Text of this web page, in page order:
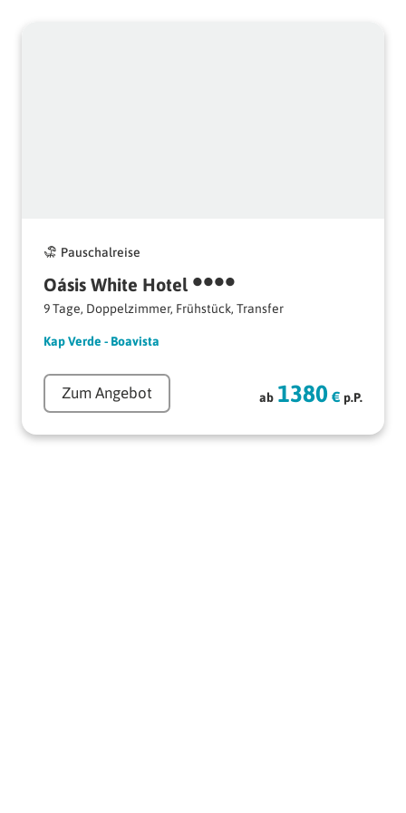
Pauschalreise
Oásis White Hotel ••••
9 Tage, Doppelzimmer, Frühstück, Transfer
Kap Verde - Boavista
Zum Angebot ab 1380 € p.P.